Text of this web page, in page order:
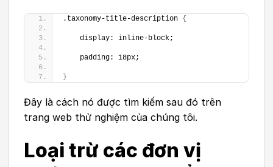
.taxonomy-title-description {
    display: inline-block;
    padding: 18px;
}
Đây là cách nó được tìm kiếm sau đó trên
trang web thử nghiệm của chúng tôi.
Loại trừ các đơn vị